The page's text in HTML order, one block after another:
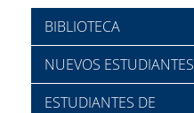
BIBLIOTECA
NUEVOS ESTUDIANTES
ESTUDIANTES DE